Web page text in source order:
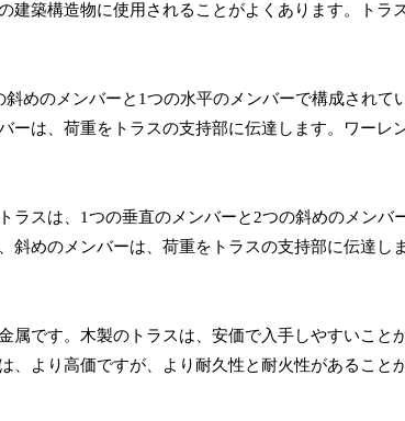
建築構造物に使用されることがよくあります。トラ
めのメンバーと1つの水平のメンバーで構成されて
は、荷重をトラスの支持部に伝達します。ワーレ
ラスは、1つの垂直のメンバーと2つの斜めのメンバ
めのメンバーは、荷重をトラスの支持部に伝達しま
です。木製のトラスは、安価で入手しやすいことか
より高価ですが、より耐久性と耐火性があることか